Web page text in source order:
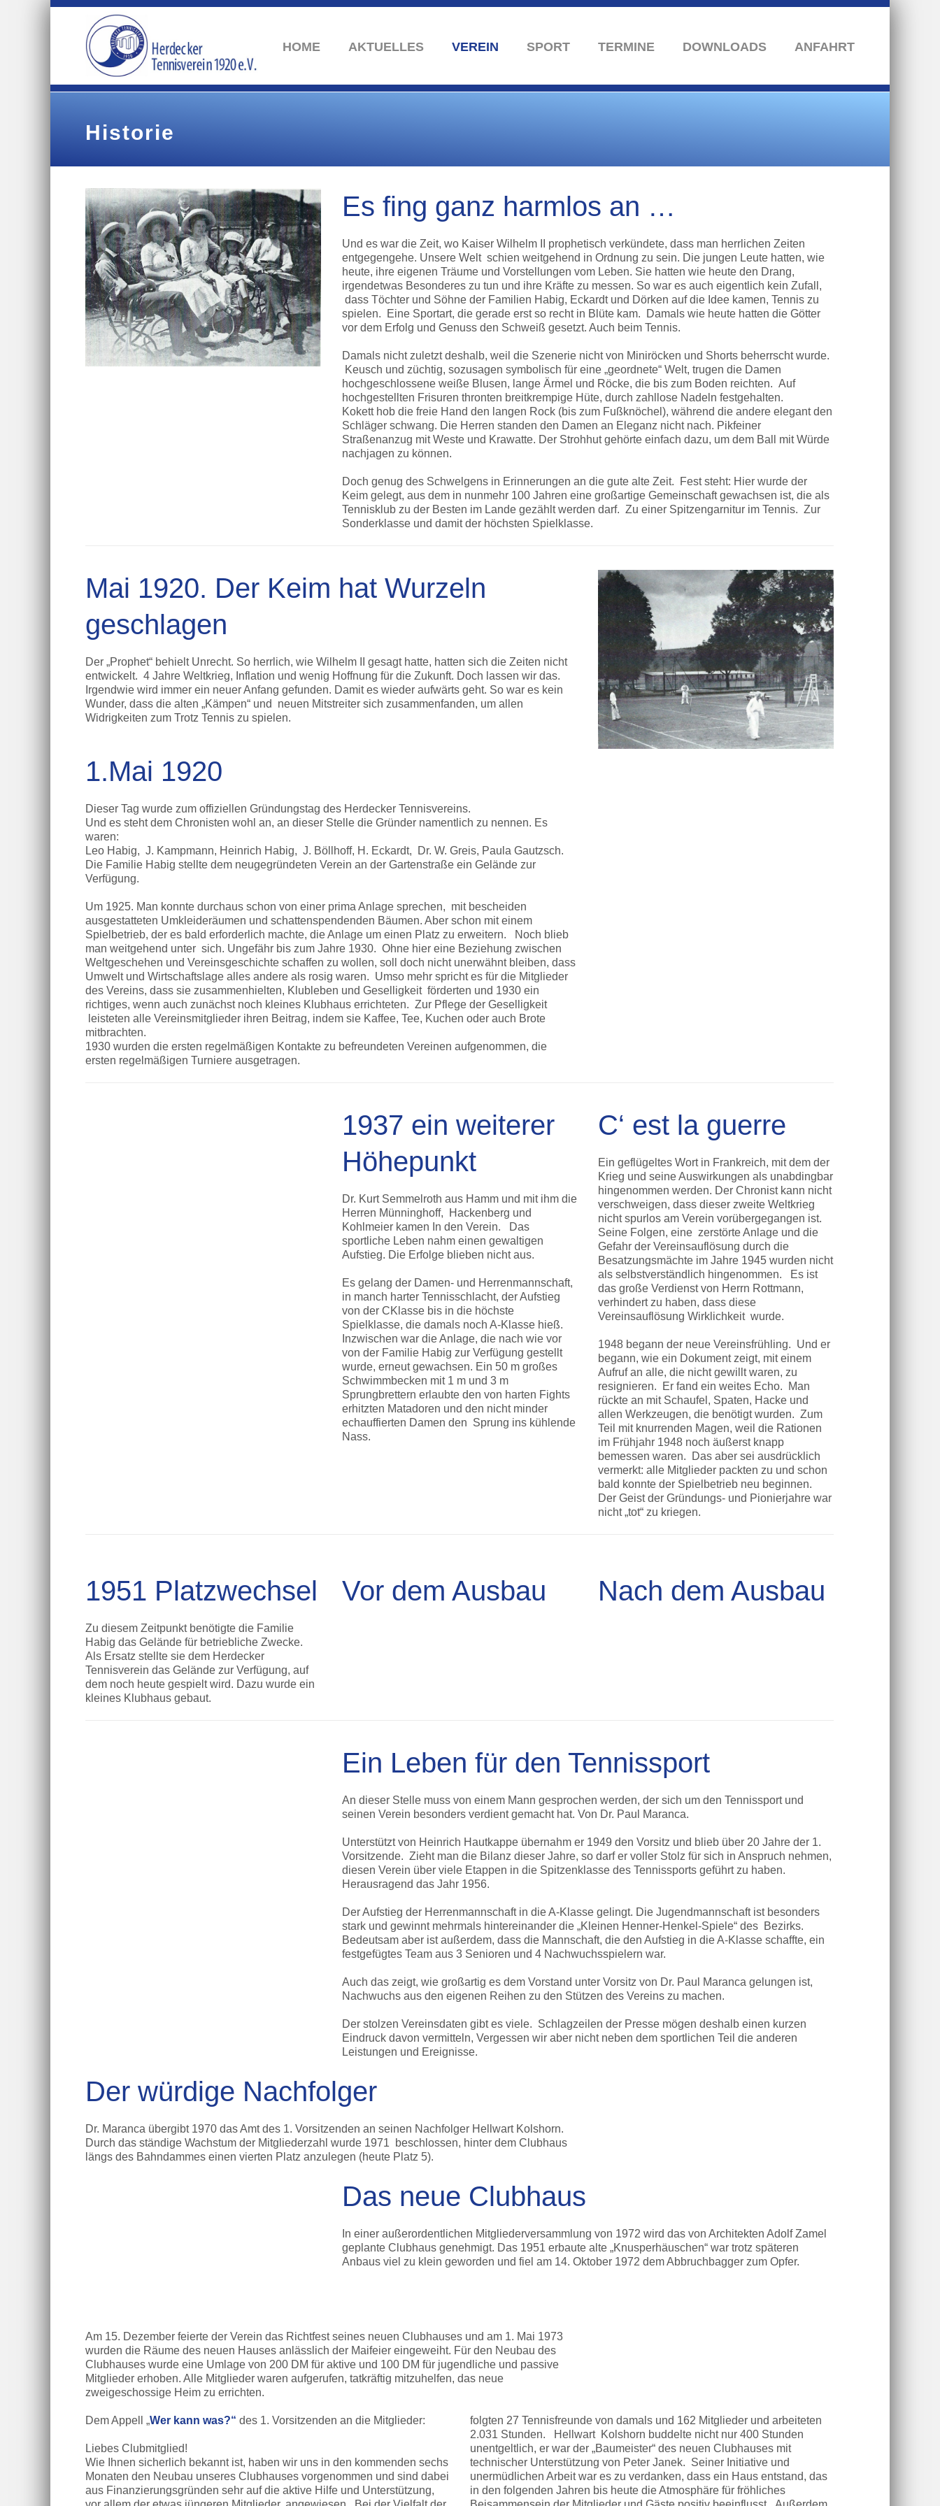
HOME AKTUELLES VEREIN SPORT TERMINE DOWNLOADS ANFAHRT
Historie
Es fing ganz harmlos an …
Und es war die Zeit, wo Kaiser Wilhelm II prophetisch verkündete, dass man herrlichen Zeiten
entgegengehe. Unsere Welt schien weitgehend in Ordnung zu sein. Die jungen Leute hatten, wie
heute, ihre eigenen Träume und Vorstellungen vom Leben. Sie hatten wie heute den Drang,
irgendetwas Besonderes zu tun und ihre Kräfte zu messen. So war es auch eigentlich kein Zufall,
dass Töchter und Söhne der Familien Habig, Eckardt und Dörken auf die Idee kamen, Tennis zu
spielen. Eine Sportart, die gerade erst so recht in Blüte kam. Damals wie heute hatten die Götter
vor dem Erfolg und Genuss den Schweiß gesetzt. Auch beim Tennis.
Damals nicht zuletzt deshalb, weil die Szenerie nicht von Miniröcken und Shorts beherrscht wurde.
Keusch und züchtig, sozusagen symbolisch für eine „geordnete“ Welt, trugen die Damen
hochgeschlossene weiße Blusen, lange Ärmel und Röcke, die bis zum Boden reichten. Auf
hochgestellten Frisuren thronten breitkrempige Hüte, durch zahllose Nadeln festgehalten.
Kokett hob die freie Hand den langen Rock (bis zum Fußknöchel), während die andere elegant den
Schläger schwang. Die Herren standen den Damen an Eleganz nicht nach. Pikfeiner
Straßenanzug mit Weste und Krawatte. Der Strohhut gehörte einfach dazu, um dem Ball mit Würde
nachjagen zu können.
Doch genug des Schwelgens in Erinnerungen an die gute alte Zeit. Fest steht: Hier wurde der
Keim gelegt, aus dem in nunmehr 100 Jahren eine großartige Gemeinschaft gewachsen ist, die als
Tennisklub zu der Besten im Lande gezählt werden darf. Zu einer Spitzengarnitur im Tennis. Zur
Sonderklasse und damit der höchsten Spielklasse.
Mai 1920. Der Keim hat Wurzeln
geschlagen
Der „Prophet“ behielt Unrecht. So herrlich, wie Wilhelm II gesagt hatte, hatten sich die Zeiten nicht
entwickelt. 4 Jahre Weltkrieg, Inflation und wenig Hoffnung für die Zukunft. Doch lassen wir das.
Irgendwie wird immer ein neuer Anfang gefunden. Damit es wieder aufwärts geht. So war es kein
Wunder, dass die alten „Kämpen“ und neuen Mitstreiter sich zusammenfanden, um allen
Widrigkeiten zum Trotz Tennis zu spielen.
1.Mai 1920
Dieser Tag wurde zum offiziellen Gründungstag des Herdecker Tennisvereins.
Und es steht dem Chronisten wohl an, an dieser Stelle die Gründer namentlich zu nennen. Es
waren:
Leo Habig, J. Kampmann, Heinrich Habig, J. Böllhoff, H. Eckardt, Dr. W. Greis, Paula Gautzsch.
Die Familie Habig stellte dem neugegründeten Verein an der Gartenstraße ein Gelände zur
Verfügung.
Um 1925. Man konnte durchaus schon von einer prima Anlage sprechen, mit bescheiden
ausgestatteten Umkleideräumen und schattenspendenden Bäumen. Aber schon mit einem
Spielbetrieb, der es bald erforderlich machte, die Anlage um einen Platz zu erweitern. Noch blieb
man weitgehend unter sich. Ungefähr bis zum Jahre 1930. Ohne hier eine Beziehung zwischen
Weltgeschehen und Vereinsgeschichte schaffen zu wollen, soll doch nicht unerwähnt bleiben, dass
Umwelt und Wirtschaftslage alles andere als rosig waren. Umso mehr spricht es für die Mitglieder
des Vereins, dass sie zusammenhielten, Klubleben und Geselligkeit förderten und 1930 ein
richtiges, wenn auch zunächst noch kleines Klubhaus errichteten. Zur Pflege der Geselligkeit
leisteten alle Vereinsmitglieder ihren Beitrag, indem sie Kaffee, Tee, Kuchen oder auch Brote
mitbrachten.
1930 wurden die ersten regelmäßigen Kontakte zu befreundeten Vereinen aufgenommen, die
ersten regelmäßigen Turniere ausgetragen.
1937 ein weiterer
Höhepunkt
Dr. Kurt Semmelroth aus Hamm und mit ihm die
Herren Münninghoff, Hackenberg und
Kohlmeier kamen In den Verein. Das
sportliche Leben nahm einen gewaltigen
Aufstieg. Die Erfolge blieben nicht aus.
Es gelang der Damen- und Herrenmannschaft,
in manch harter Tennisschlacht, der Aufstieg
von der C­Klasse bis in die höchste
Spielklasse, die damals noch A-Klasse hieß.
Inzwischen war die Anlage, die nach wie vor
von der Familie Habig zur Verfügung gestellt
wurde, erneut gewachsen. Ein 50 m großes
Schwimmbecken mit 1 m und 3 m
Sprungbrettern erlaubte den von harten Fights
erhitzten Matadoren und den nicht minder
echauffierten Damen den Sprung ins kühlende
Nass.
C‘ est la guerre
Ein geflügeltes Wort in Frankreich, mit dem der
Krieg und seine Auswirkungen als unabdingbar
hingenommen werden. Der Chronist kann nicht
verschweigen, dass dieser zweite Weltkrieg
nicht spurlos am Verein vorübergegangen ist.
Seine Folgen, eine zerstörte Anlage und die
Gefahr der Vereinsauflösung durch die
Besatzungsmächte im Jahre 1945 wurden nicht
als selbstverständlich hingenommen. Es ist
das große Verdienst von Herrn Rottmann,
verhindert zu haben, dass diese
Vereinsauflösung Wirklichkeit wurde.
1948 begann der neue Vereinsfrühling. Und er
begann, wie ein Dokument zeigt, mit einem
Aufruf an alle, die nicht gewillt waren, zu
resignieren. Er fand ein weites Echo. Man
rückte an mit Schaufel, Spaten, Hacke und
allen Werkzeugen, die benötigt wurden. Zum
Teil mit knurrenden Magen, weil die Rationen
im Frühjahr 1948 noch äußerst knapp
bemessen waren. Das aber sei ausdrücklich
vermerkt: alle Mitglieder packten zu und schon
bald konnte der Spielbetrieb neu beginnen.
Der Geist der Gründungs- und Pionierjahre war
nicht „tot“ zu kriegen.
1951 Platzwechsel
Zu diesem Zeitpunkt benötigte die Familie
Habig das Gelände für betriebliche Zwecke.
Als Ersatz stellte sie dem Herdecker
Tennisverein das Gelände zur Verfügung, auf
dem noch heute gespielt wird. Dazu wurde ein
kleines Klubhaus gebaut.
Vor dem Ausbau Nach dem Ausbau
Ein Leben für den Tennissport­
An dieser Stelle muss von einem Mann gesprochen werden, der sich um den Tennissport und
seinen Verein besonders verdient gemacht hat. Von Dr. Paul Maranca.
Unterstützt von Heinrich Hautkappe übernahm er 1949 den Vorsitz und blieb über 20 Jahre der 1.
Vorsitzende. Zieht man die Bilanz dieser Jahre, so darf er voller Stolz für sich in Anspruch nehmen,
diesen Verein über viele Etappen in die Spitzenklasse des Tennissports geführt zu haben.
Herausragend das Jahr 1956.
Der Aufstieg der Herrenmannschaft in die A-Klasse gelingt. Die Jugendmannschaft ist besonders
stark und gewinnt mehrmals hintereinander die „Kleinen Henner-Henkel-Spiele“ des Bezirks.
Bedeutsam aber ist außerdem, dass die Mannschaft, die den Aufstieg in die A-Klasse schaffte, ein
festgefügtes Team aus 3 Senioren und 4 Nachwuchsspielern war.
Auch das zeigt, wie großartig es dem Vorstand unter Vorsitz von Dr. Paul Maranca gelungen ist,
Nachwuchs aus den eigenen Reihen zu den Stützen des Vereins zu machen.
Der stolzen Vereinsdaten gibt es viele. Schlagzeilen der Presse mögen deshalb einen kurzen
Eindruck davon vermitteln, Vergessen wir aber nicht neben dem sportlichen Teil die anderen
Leistungen und Ereignisse.
Der würdige Nachfolger
Dr. Maranca übergibt 1970 das Amt des 1. Vorsitzenden an seinen Nachfolger Hellwart Kolshorn.
Durch das ständige Wachstum der Mitgliederzahl wurde 1971 beschlossen, hinter dem Clubhaus
längs des Bahndammes einen vierten Platz anzulegen (heute Platz 5).
Das neue Clubhaus
In einer außerordentlichen Mitgliederversammlung von 1972 wird das von Architekten Adolf Zamel
geplante Clubhaus genehmigt. Das 1951 erbaute alte „Knusperhäuschen“ war trotz späteren
Anbaus viel zu klein geworden und fiel am 14. Oktober 1972 dem Abbruchbagger zum Opfer.
Am 15. Dezember feierte der Verein das Richtfest seines neuen Clubhauses und am 1. Mai 1973
wurden die Räume des neuen Hauses anlässlich der Maifeier eingeweiht. Für den Neubau des
Clubhauses wurde eine Umlage von 200 DM für aktive und 100 DM für jugendliche und passive
Mitglieder erhoben. Alle Mitglieder waren aufgerufen, tatkräftig mitzuhelfen, das neue
zweigeschossige Heim zu errichten.
Dem Appell „Wer kann was?“ des 1. Vorsitzenden an die Mitglieder:
Liebes Clubmitglied!
Wie Ihnen sicherlich bekannt ist, haben wir uns in den kommenden sechs
Monaten den Neubau unseres Clubhauses vorgenommen und sind dabei
aus Finanzierungsgründen sehr auf die aktive Hilfe und Unterstützung,
folgten 27 Tennisfreunde von damals und 162 Mitglieder und arbeiteten
2.031 Stunden. Hellwart Kolshorn buddelte nicht nur 400 Stunden
unentgeltlich, er war der „Baumeister“ des neuen Clubhauses mit
technischer Unterstützung von Peter Janek. Seiner Initiative und
unermüdlichen Arbeit war es zu verdanken, dass ein Haus entstand, das
in den folgenden Jahren bis heute die Atmosphäre für fröhliches